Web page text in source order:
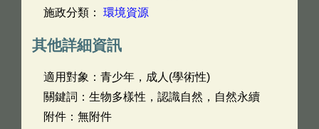
施政分類： 環境資源
其他詳細資訊
適用對象：青少年，成人(學術性)
關鍵詞：生物多樣性，認識自然，自然永續
附件：無附件